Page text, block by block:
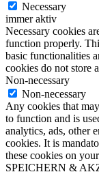
Necessary
immer aktiv
Necessary cookies
function properly.
basic functionalities
cookies do not store
Non-necessary
Non-necessary
Any cookies that
to function and is
analytics, ads, other
cookies. It is
these cookies on
SPEICHERN &